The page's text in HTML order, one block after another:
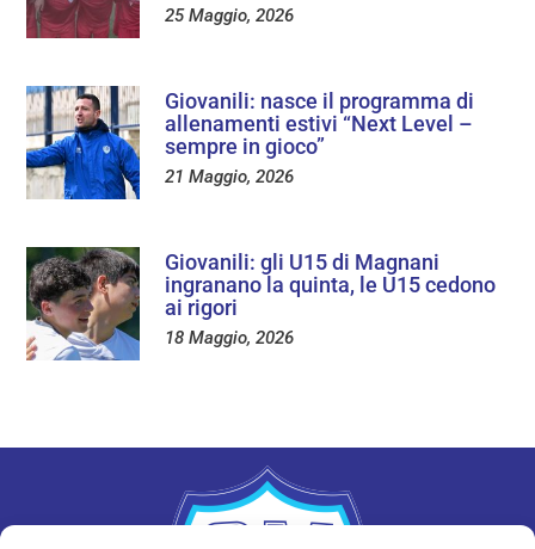
25 Maggio, 2026
Giovanili: nasce il programma di
allenamenti estivi “Next Level –
sempre in gioco”
21 Maggio, 2026
Giovanili: gli U15 di Magnani
ingranano la quinta, le U15 cedono
ai rigori
18 Maggio, 2026